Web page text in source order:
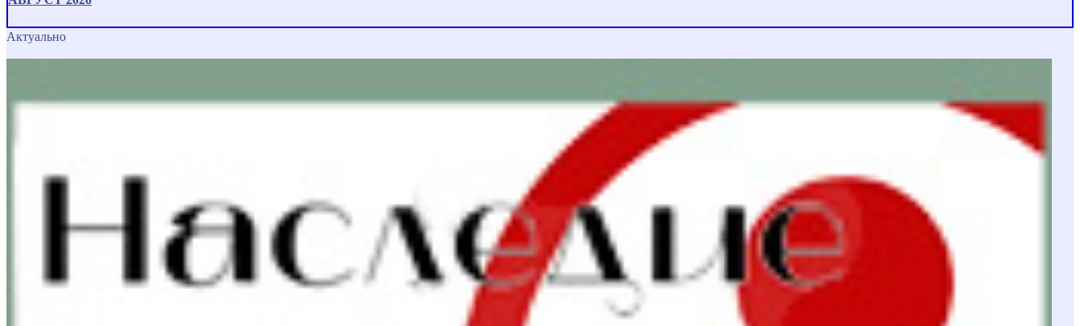
Актуально